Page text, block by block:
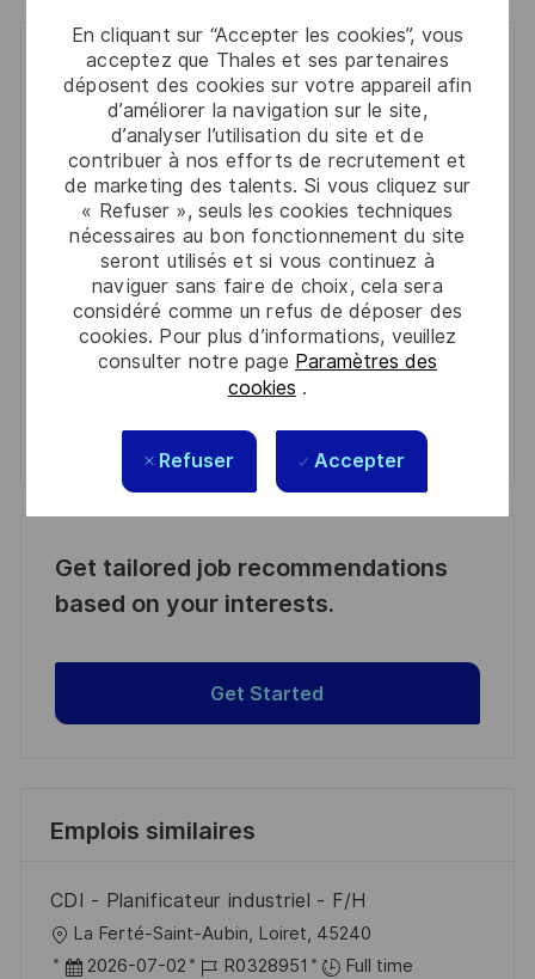
En cliquant sur “Accepter les cookies”, vous
acceptez que Thales et ses partenaires
déposent des cookies sur votre appareil afin
d’améliorer la navigation sur le site,
d’analyser l’utilisation du site et de
contribuer à nos efforts de recrutement et
de marketing des talents. Si vous cliquez sur
« Refuser », seuls les cookies techniques
nécessaires au bon fonctionnement du site
seront utilisés et si vous continuez à
naviguer sans faire de choix, cela sera
considéré comme un refus de déposer des
cookies. Pour plus d’informations, veuillez
consulter notre page Paramètres des
cookies .
Refuser Accepter
Get notified for similar jobs
You'll receive updates once a week
Enter
Email
address
(Required)
Required
Lire et accepter les conditions de traitement des
informations personnelles
Activer
Get tailored job recommendations
based on your interests.
Get Started
Emplois similaires
CDI - Planificateur industriel - F/H
o
La Ferté-Saint-Aubin, Loiret, 45240
D 2026-07-02
R
R0328951
Full time